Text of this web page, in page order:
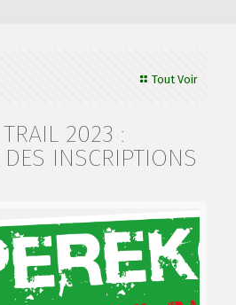
Tout Voir
2023 :
DES INSCRIPTIONS